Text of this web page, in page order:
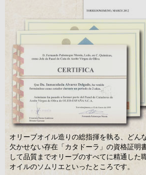
オリーブオイル造りの総指揮を執る、どん
欠かせない存在「カタドーラ」の資格証明
して品質までオリーブのすべてに精通した
オイルのソムリエといったところです。